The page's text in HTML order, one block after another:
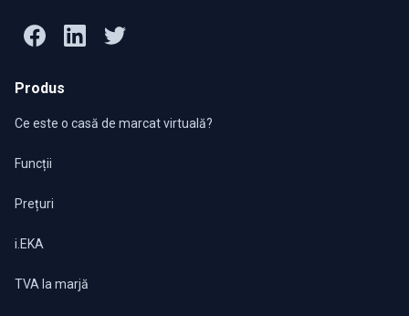
Produs
Ce este o casă de marcat virtuală?
Funcții
Prețuri
i.EKA
TVA la marjă